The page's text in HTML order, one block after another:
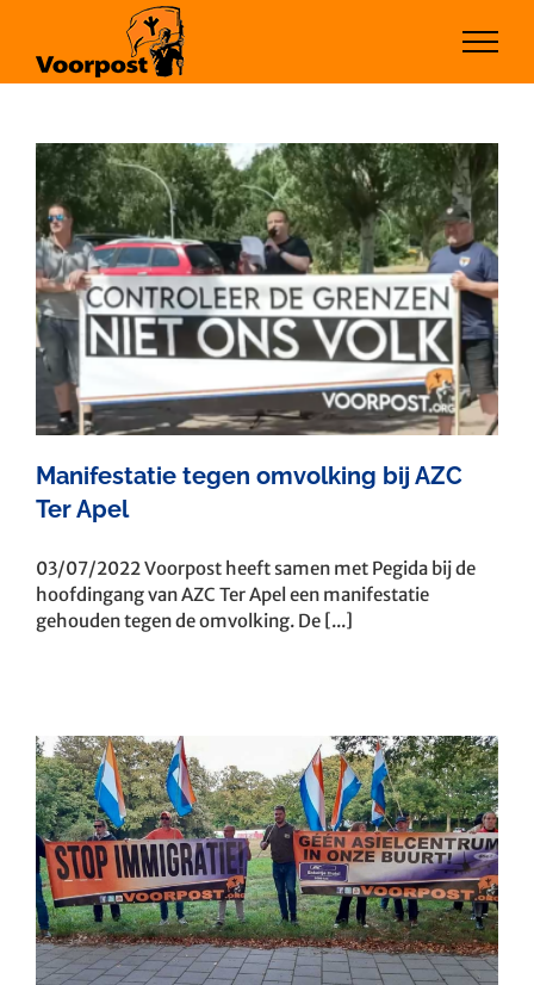
inhoud
Manifestatie tegen omvolking bij AZC
Ter Apel
03/07/2022 Voorpost heeft samen met Pegida bij de
hoofdingang van AZC Ter Apel een manifestatie
gehouden tegen de omvolking. De [...]